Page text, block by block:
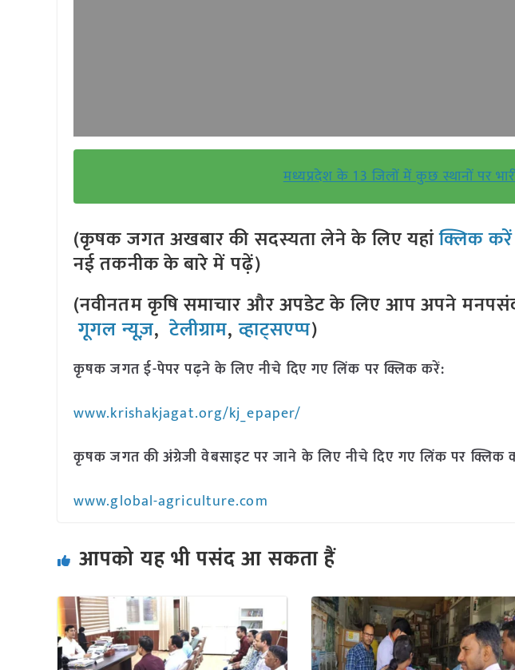
मध्यप्रदेश के 13 जिलों में कुछ स्थानों पर
(कृषक जगत अखबार की सदस्यता लेने के लिए यहांक्लिक करें
नई तकनीक के बारे में पढ़ें)
(नवीनतम कृषि समाचार और अपडेट के लिए आप अपने
गूगल न्यूज़,टेलीग्राम,व्हाट्सएप्प)
कृषक जगत ई-पेपर पढ़ने के लिए नीचे दिए गए लिंक पर क्लिक करें:
www.krishakjagat.org/kj_epaper/
कृषक जगत की अंग्रेजी वेबसाइट पर जाने के लिए नीचे दिए गए लिंक पर क्लिक
www.global-agriculture.com
आपको यह भी पसंद आ सकता हैं